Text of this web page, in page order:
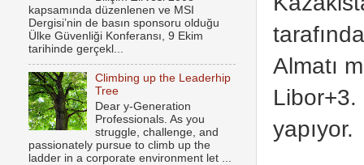
Almatı
Libor+3.
yapıyor.
kapsamında düzenlenen ve MSI
Dergisi’nin de basın sponsoru olduğu
Ülke Güvenliği Konferansı, 9 Ekim
tarihinde gerçekl...
Climbing up the Leaderhip
Tree
Dear y-Generation
Professionals. As you
struggle, challenge, and
passionately pursue to climb up the
ladder in a corporate environment let ...